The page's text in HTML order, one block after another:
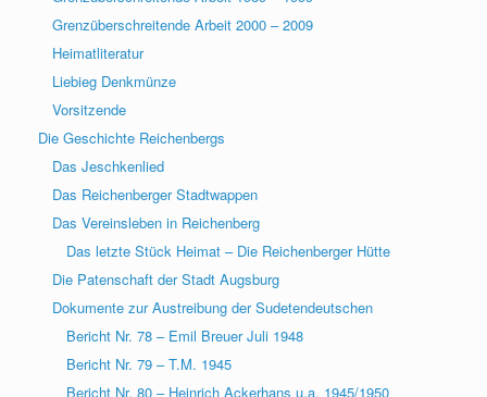
Grenzüberschreitende Arbeit 2000 – 2009
Heimatliteratur
Liebieg Denkmünze
Vorsitzende
Die Geschichte Reichenbergs
Das Jeschkenlied
Das Reichenberger Stadtwappen
Das Vereinsleben in Reichenberg
Das letzte Stück Heimat – Die Reichenberger Hütte
Die Patenschaft der Stadt Augsburg
Dokumente zur Austreibung der Sudetendeutschen
Bericht Nr. 78 – Emil Breuer Juli 1948
Bericht Nr. 79 – T.M. 1945
Bericht Nr. 80 – Heinrich Ackerhans u.a. 1945/1950